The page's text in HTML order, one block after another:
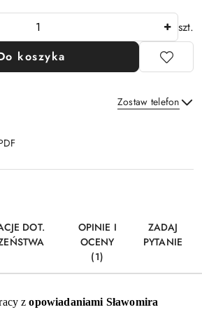
szt.
koszyka
Zostaw telefon
DOT.
OPINIE I
OCENY
(1)
ZADAJ
PYTANIE
zopowiadaniami Sławomira